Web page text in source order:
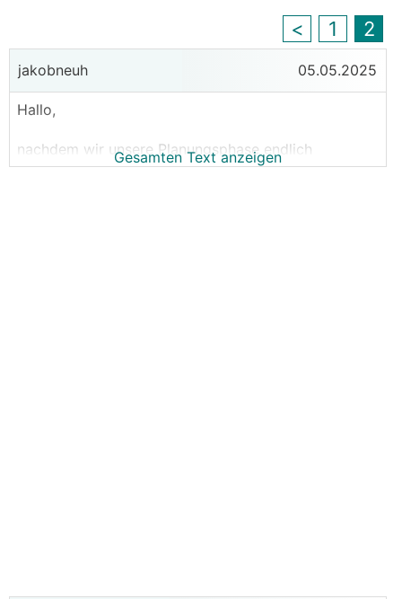
< 1 2
jakobneuh 05.05.2025
Hallo,
nachdem wir unsere Planungsphase endlich
abgeschlossen haben, und auch derRGKschon
Gesamten Text anzeigen